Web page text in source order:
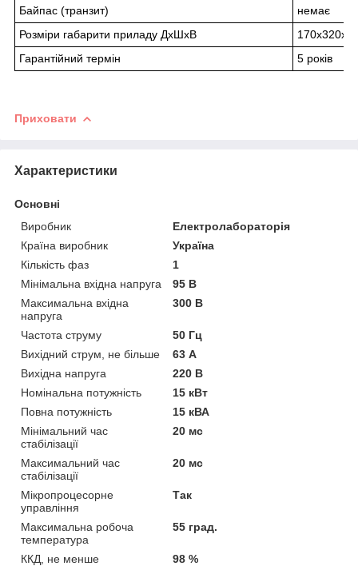
Байпас (транзит)
немає
Розміри габарити приладу ДхШхВ
Гарантійний термін
5 років
Приховати
Характеристики
Основні
Виробник
Електролабораторія
Країна виробник
Україна
Кількість фаз
1
Мінімальна вхідна напруга
95 В
Максимальна вхідна
напруга
300 В
Частота струму
50 Гц
Вихідний струм, не більше
63 А
Вихідна напруга
220 В
Номінальна потужність
15 кВт
Повна потужність
15 кВА
Мінімальний час
стабілізації
20 мс
Максимальний час
стабілізації
20 мс
Мікропроцесорне
управління
Так
Максимальна робоча
температура
55 град.
ККД, не менше
98 %